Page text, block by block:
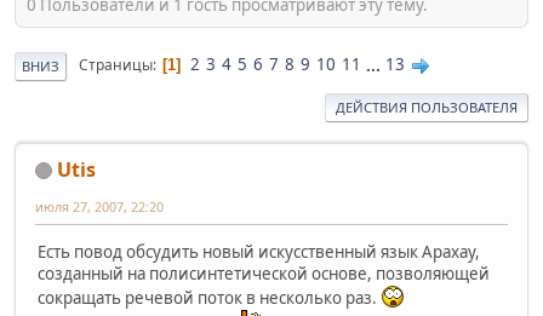
ВНИЗ Страницы 1 2 3 4 5 6 7 8 9 10 11 ... 13
ДЕЙСТВИЯ ПОЛЬЗОВАТЕЛЯ
Utis
июля 27, 2007, 22:20
Есть повод обсудить новый искусственный язык Арахау,
созданный на полисинтетической основе, позволяющей
сокращать речевой поток в несколько раз.